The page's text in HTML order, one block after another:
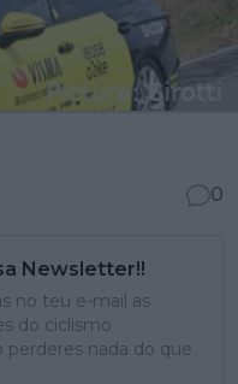
0
Newsletter!!
no teu e-mail as
do ciclismo
perderes nada do que